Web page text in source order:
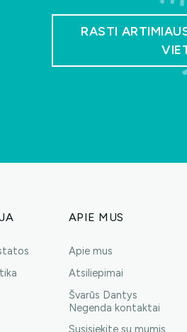
RASTI
APIE MUS
Apie mus
Atsiliepimai
Švarūs Dantys
Negenda kontaktai